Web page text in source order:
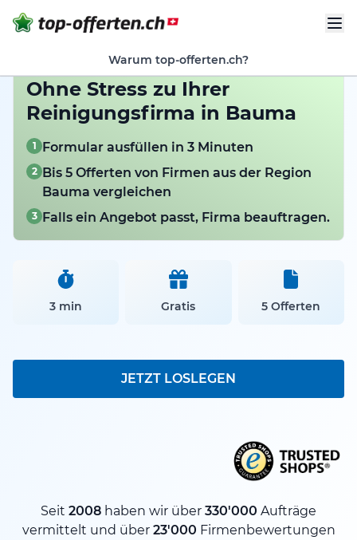
Warum top-offerten.ch?
Ohne Stress zu Ihrer
Reinigungsfirma in Bauma
1 Formular ausfüllen in 3 Minuten
2 Bis 5 Offerten von Firmen aus der Region
Bauma vergleichen
3 Falls ein Angebot passt, Firma beauftragen.
3 min Gratis 5 Offerten
JETZT LOSLEGEN
Seit 2008 haben wir über 330'000 Aufträge
vermittelt und über 23'000 Firmenbewertungen